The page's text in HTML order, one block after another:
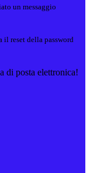
un messaggio
il reset della password
di posta elettronica!